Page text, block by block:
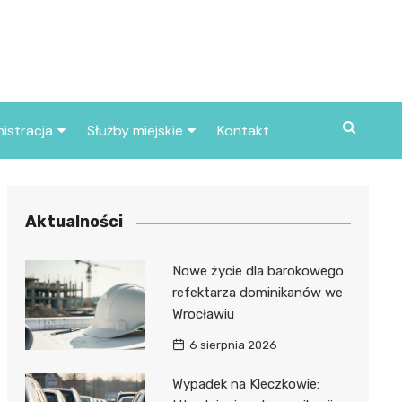
miasta
Służby miejskie
Policja
Kontakt
Aktualności
Nowe życie dla barokowego
refektarza dominikanów we
Wrocławiu
6 sierpnia 2026
Wypadek na Kleczkowie: